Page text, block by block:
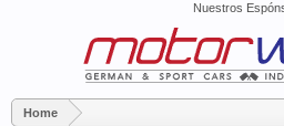
Nuestros
Home